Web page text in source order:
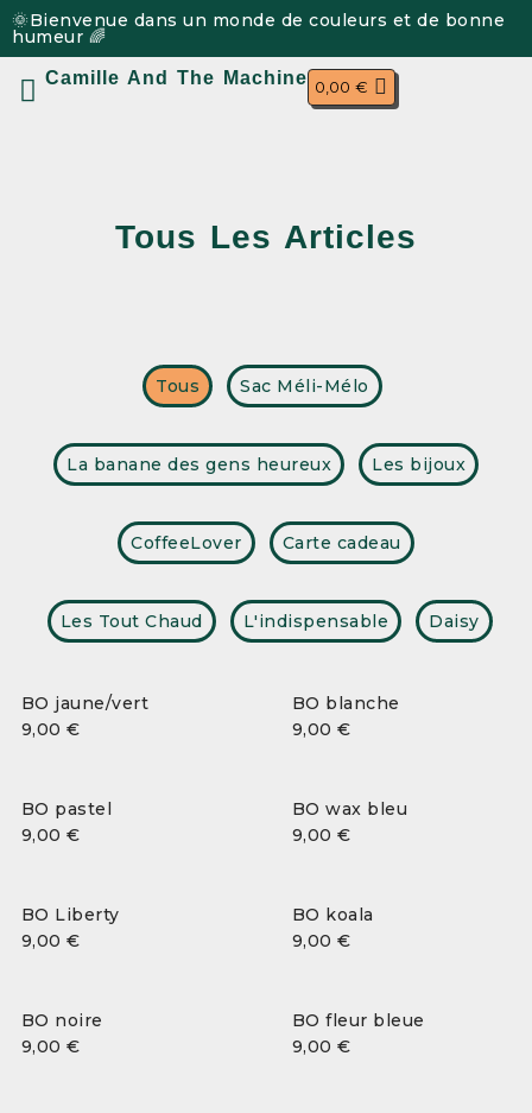
🌞Bienvenue dans un monde de couleurs et de bonne
humeur 🌈
Camille And The Machine 0,00 €
Tous Les Articles
Tous Sac Méli-Mélo
La banane des gens heureux Les bijoux
CoffeeLover Carte cadeau
Les Tout Chaud L'indispensable Daisy
BO jaune/vert
9,00€
BO blanche
9,00 €
BO pastel
9,00€
BO wax bleu
9,00 €
BO Liberty
9,00€
BO koala
9,00 €
BO noire
9,00€
BO fleur bleue
9,00 €